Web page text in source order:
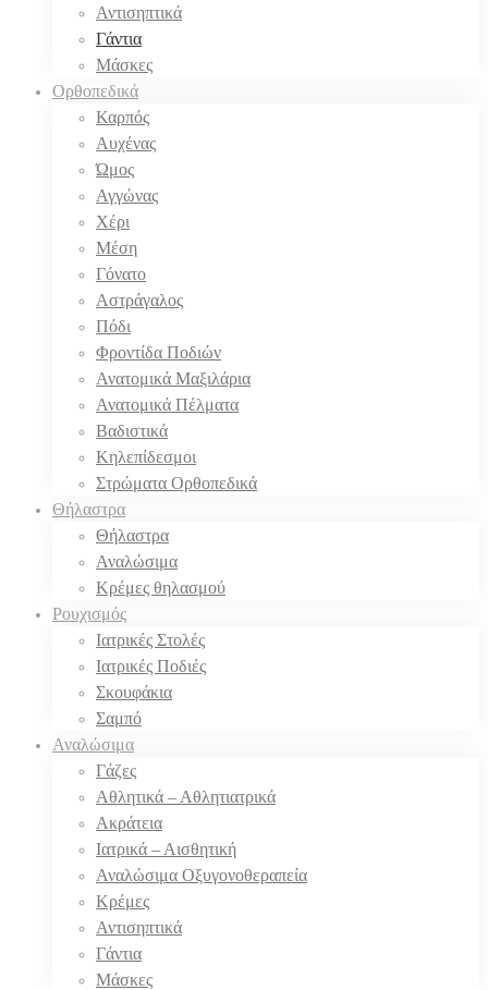
Αντισηπτικά
Γάντια
Μάσκες
Ορθοπεδικά
Καρπός
Αυχένας
Ώμος
Αγγώνας
Χέρι
Μέση
Γόνατο
Αστράγαλος
Πόδι
Φροντίδα Ποδιών
Ανατομικά Μαξιλάρια
Ανατομικά Πέλματα
Βαδιστικά
Κηλεπίδεσμοι
Στρώματα Ορθοπεδικά
Θήλαστρα
Θήλαστρα
Αναλώσιμα
Κρέμες θηλασμού
Ρουχισμός
Ιατρικές Στολές
Ιατρικές Ποδιές
Σκουφάκια
Σαμπό
Αναλώσιμα
Γάζες
Αθλητικά – Αθλητιατρικά
Ακράτεια
Ιατρικά – Αισθητική
Αναλώσιμα Οξυγονοθεραπεία
Κρέμες
Αντισηπτικά
Γάντια
Μάσκες